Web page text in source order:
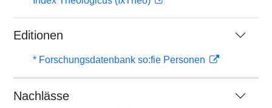
Editionen
* Forschungsdatenbank so:fie Personen
Nachlässe